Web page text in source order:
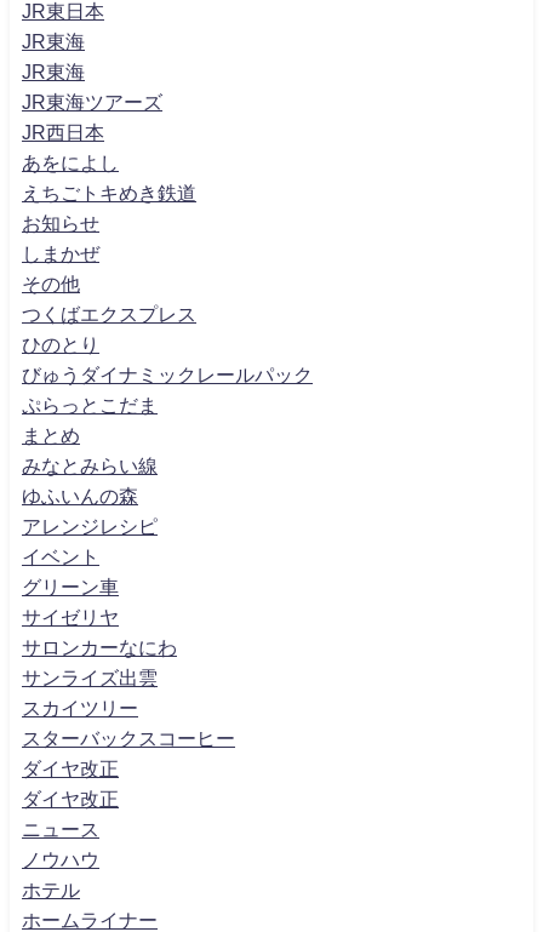
JR東日本
JR東海
JR東海
JR東海ツアーズ
JR西日本
あをによし
えちごトキめき鉄道
お知らせ
しまかぜ
その他
つくばエクスプレス
ひのとり
びゅうダイナミックレールパック
ぷらっとこだま
まとめ
みなとみらい線
ゆふいんの森
アレンジレシピ
イベント
グリーン車
サイゼリヤ
サロンカーなにわ
サンライズ出雲
スカイツリー
スターバックスコーヒー
ダイヤ改正
ダイヤ改正
ニュース
ノウハウ
ホテル
ホームライナー